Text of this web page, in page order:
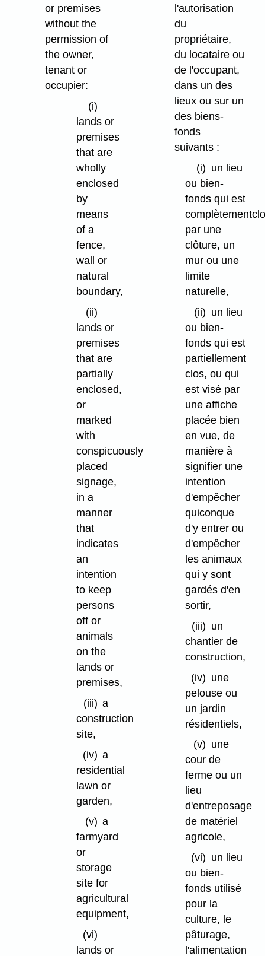
or premises
without the
permission of
the owner,
tenant or
occupier:
(i)
lands or
premises
that are
wholly
enclosed
by
means
of a
fence,
wall or
natural
boundary,
(ii)
lands or
premises
that are
partially
enclosed,
or
marked
with
conspicuously
placed
signage,
in a
manner
that
indicates
an
intention
to keep
persons
off or
animals
on the
lands or
premises,
(iii) a
construction
site,
(iv) a
residential
lawn or
garden,
(v) a
farmyard
or
storage
site for
agricultural
equipment,
(vi)
lands or
l'autorisation
du
propriétaire,
du locataire ou
de l'occupant,
dans un des
lieux ou sur un
des biens-
fonds
suivants :
(i) un lieu
ou bien-
fonds qui est
par une
clôture, un
mur ou une
limite
naturelle,
(ii) un lieu
ou bien-
fonds qui est
partiellement
clos, ou qui
est visé par
une affiche
placée bien
en vue, de
manière à
signifier une
intention
d'empêcher
quiconque
d'y entrer ou
d'empêcher
les animaux
qui y sont
gardés d'en
sortir,
(iii) un
chantier de
construction,
(iv) une
pelouse ou
un jardin
résidentiels,
(v) une
cour de
ferme ou un
lieu
d'entreposage
de matériel
agricole,
(vi) un lieu
ou bien-
fonds utilisé
pour la
culture, le
pâturage,
l'alimentation